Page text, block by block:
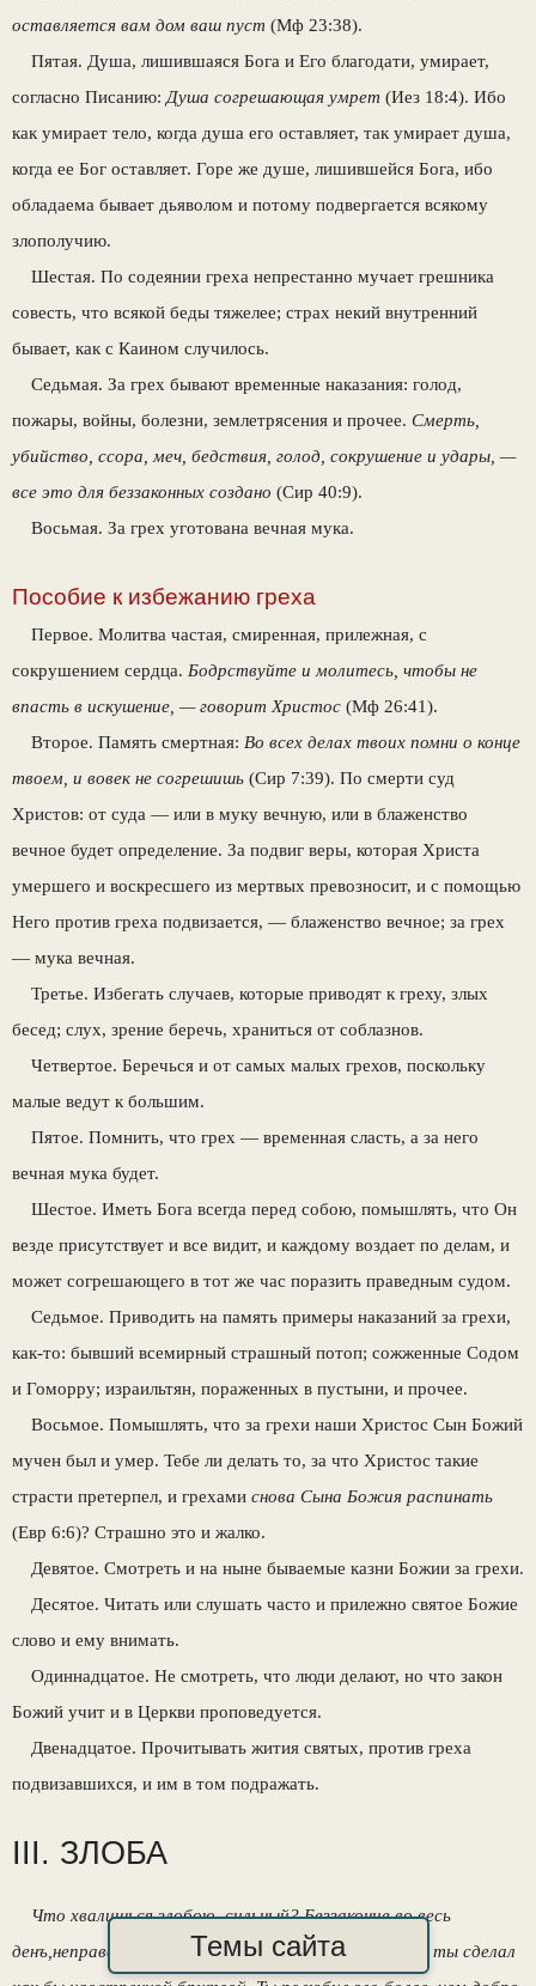
оставляется вам дом ваш пуст (Мф 23:38).
Пятая. Душа, лишившаяся Бога и Его благодати, умирает,
согласно Писанию: Душа согрешающая умрет (Иез 18:4). Ибо
как умирает тело, когда душа его оставляет, так умирает душа,
когда ее Бог оставляет. Горе же душе, лишившейся Бога, ибо
обладаема бывает дьяволом и потому подвергается всякому
злополучию.
Шестая. По содеянии греха непрестанно мучает грешника
совесть, что всякой беды тяжелее; страх некий внутренний
бывает, как с Каином случилось.
Седьмая. За грех бывают временные наказания: голод,
пожары, войны, болезни, землетрясения и прочее. Смерть,
убийство, ссора, меч, бедствия, голод, сокрушение и удары, —
все это для беззаконных создано (Сир 40:9).
Восьмая. За грех уготована вечная мука.
Пособие к избежанию греха
Первое. Молитва частая, смиренная, прилежная, с
сокрушением сердца. Бодрствуйте и молитесь, чтобы не
впасть в искушение, — говорит Христос (Мф 26:41).
Второе. Память смертная: Во всех делах твоих помни о конце
твоем, и вовек не согрешишь (Сир 7:39). По смерти суд
Христов: от суда — или в муку вечную, или в блаженство
вечное будет определение. За подвиг веры, которая Христа
умершего и воскресшего из мертвых превозносит, и с помощью
Него против греха подвизается, — блаженство вечное; за грех
— мука вечная.
Третье. Избегать случаев, которые приводят к греху, злых
бесед; слух, зрение беречь, храниться от соблазнов.
Четвертое. Беречься и от самых малых грехов, поскольку
малые ведут к большим.
Пятое. Помнить, что грех — временная сласть, а за него
вечная мука будет.
Шестое. Иметь Бога всегда перед собою, помышлять, что Он
везде присутствует и все видит, и каждому воздает по делам, и
может согрешающего в тот же час поразить праведным судом.
Седьмое. Приводить на память примеры наказаний за грехи,
как-то: бывший всемирный страшный потоп; сожженные Содом
и Гоморру; израильтян, пораженных в пустыни, и прочее.
Восьмое. Помышлять, что за грехи наши Христос Сын Божий
мучен был и умер. Тебе ли делать то, за что Христос такие
страсти претерпел, и грехами снова Сына Божия распинать
(Евр 6:6)? Страшно это и жалко.
Девятое. Смотреть и на ныне бываемые казни Божии за грехи.
Десятое. Читать или слушать часто и прилежно святое Божие
слово и ему внимать.
Одиннадцатое. Не смотреть, что люди делают, но что закон
Божий учит и в Церкви проповедуется.
Двенадцатое. Прочитывать жития святых, против греха
подвизавшихся, и им в том подражать.
III. ЗЛОБА
Что хвалишься злобою, сильный? Беззаконие во весь
денъ,неправду выдумывал язык твой: коварство его ты сделал
Темы сайта